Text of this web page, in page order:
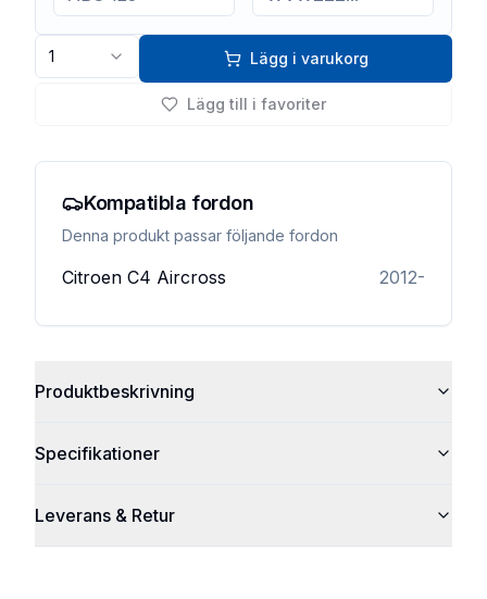
1 Lägg i varukorg
Lägg till i favoriter
Kompatibla fordon
Denna produkt passar följande fordon
Citroen C4 Aircross 2012-
Produktbeskrivning
Specifikationer
Leverans & Retur